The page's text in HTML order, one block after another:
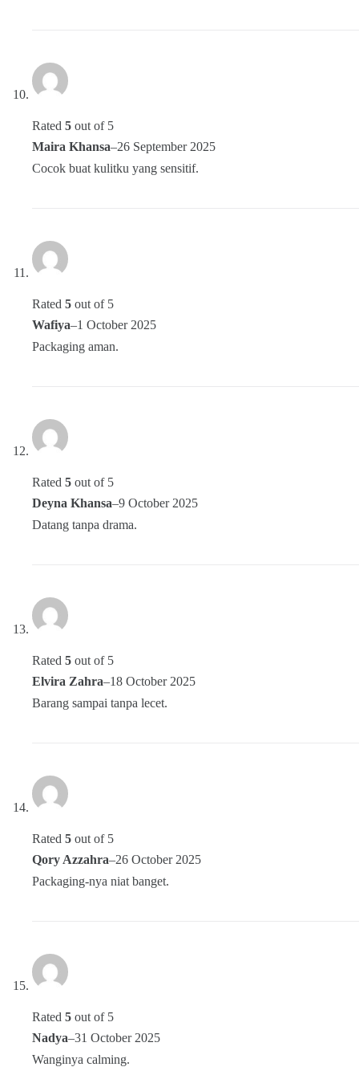
Rated 5 out of 5
Maira Khansa–26 September 2025
Cocok buat kulitku yang sensitif.
Rated 5 out of 5
Wafiya–1 October 2025
Packaging aman.
Rated 5 out of 5
Deyna Khansa–9 October 2025
Datang tanpa drama.
Rated 5 out of 5
Elvira Zahra–18 October 2025
Barang sampai tanpa lecet.
Rated 5 out of 5
Qory Azzahra–26 October 2025
Packaging-nya niat banget.
Rated 5 out of 5
Nadya–31 October 2025
Wanginya calming.